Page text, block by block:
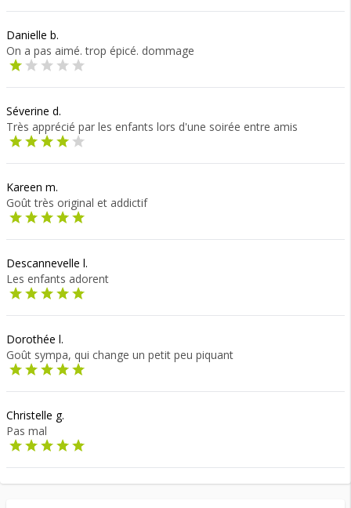
Danielle b.
On a pas aimé. trop épicé. dommage
Séverine d.
Très apprécié par les enfants lors d'une soirée entre amis
Kareen m.
Goût très original et addictif
Descannevelle l.
Les enfants adorent
Dorothée l.
Goût sympa, qui change un petit peu piquant
Christelle g.
Pas mal